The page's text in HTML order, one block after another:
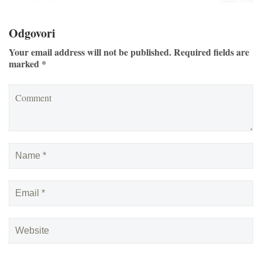
Odgovori
Your email address will not be published. Required fields are
marked *